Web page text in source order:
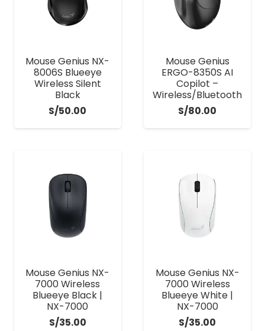
Mouse Genius NX-
8006S Blueeye
Wireless Silent
Black
S/50.00
Mouse Genius
ERGO-8350S AI
Copilot –
Wireless/Bluetooth
S/80.00
Mouse Genius NX-
7000 Wireless
Blueeye Black |
NX-7000
S/35.00
Mouse Genius NX-
7000 Wireless
Blueeye White |
NX-7000
S/35.00